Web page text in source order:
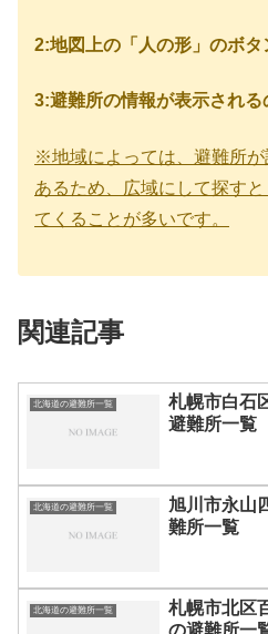
2:地図上の「人の形」のボタ
3:避難所の情報が表示される
※地域によっては、避難所
あるため、広域にして探す
てくることが多いです。
関連記事
北海道の避難所一覧
札幌市白石
避難所一覧
北海道の避難所一覧
旭川市永山
難所一覧
北海道の避難所一覧
札幌市北区
の避難所一